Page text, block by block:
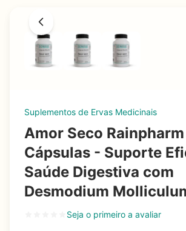
Suplementos de Ervas Medicinais
Amor Seco
Cápsulas - Suporte
Saúde Digestiva com
Desmodium
Seja o primeiro a avaliar